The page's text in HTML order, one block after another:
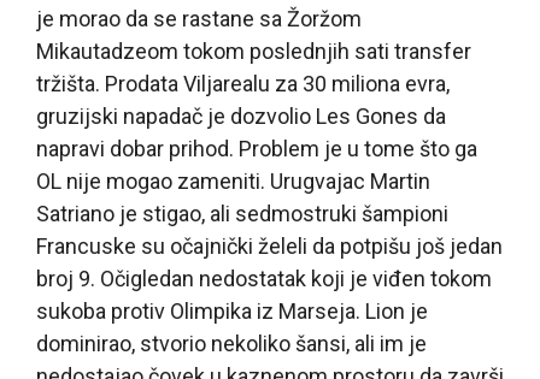
je morao da se rastane sa Žoržom
Mikautadzeom tokom poslednjih sati transfer
tržišta. Prodata Viljarealu za 30 miliona evra,
gruzijski napadač je dozvolio Les Gones da
napravi dobar prihod. Problem je u tome što ga
OL nije mogao zameniti. Urugvajac Martin
Satriano je stigao, ali sedmostruki šampioni
Francuske su očajnički želeli da potpišu još jedan
broj 9. Očigledan nedostatak koji je viđen tokom
sukoba protiv Olimpika iz Marseja. Lion je
dominirao, stvorio nekoliko šansi, ali im je